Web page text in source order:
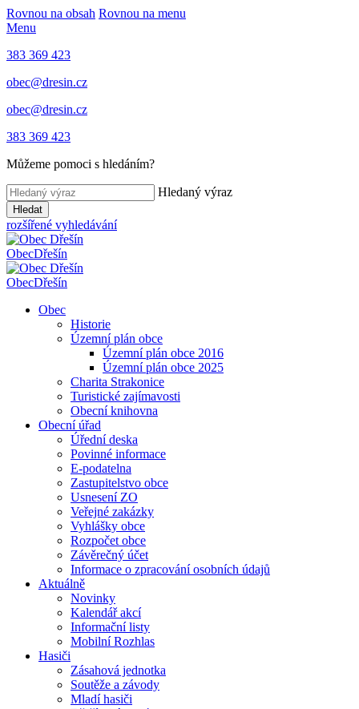
Rovnou na obsah Rovnou na menu
Menu
383 369 423
obec@dresin.cz
obec@dresin.cz
383 369 423
Můžeme pomoci s hledáním?
Hledaný výraz
Hledat
rozšířené vyhledávání
ObecDřešín
ObecDřešín
Obec
Historie
Územní plán obce
Územní plán obce 2016
Územní plán obce 2025
Charita Strakonice
Turistické zajímavosti
Obecní knihovna
Obecní úřad
Úřední deska
Povinné informace
E-podatelna
Zastupitelstvo obce
Usnesení ZO
Veřejné zakázky
Vyhlášky obce
Rozpočet obce
Závěrečný účet
Informace o zpracování osobních údajů
Aktuálně
Novinky
Kalendář akcí
Informační listy
Mobilní Rozhlas
Hasiči
Zásahová jednotka
Soutěže a závody
Mladí hasiči